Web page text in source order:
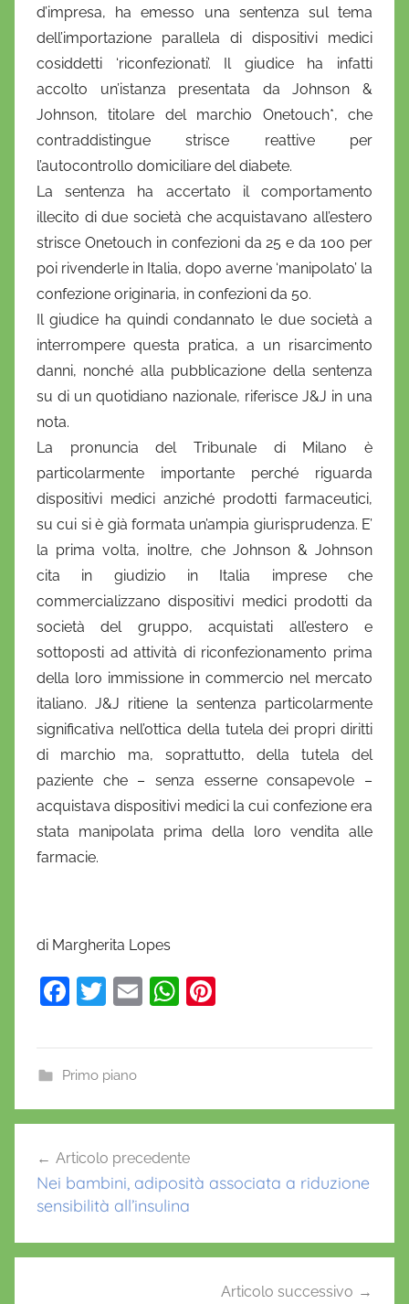
l
a
D
'
O
i
o
d’impresa, ha emesso una sentenza sul tema
dell’importazione parallela di dispositivi medici
cosiddetti ‘riconfezionati’. Il giudice ha infatti
accolto un’istanza presentata da Johnson &
Johnson, titolare del marchio Onetouch*, che
contraddistingue strisce reattive per
l’autocontrollo domiciliare del diabete.
La sentenza ha accertato il comportamento
illecito di due società che acquistavano all’estero
strisce Onetouch in confezioni da 25 e da 100 per
poi rivenderle in Italia, dopo averne ‘manipolato’ la
confezione originaria, in confezioni da 50.
Il giudice ha quindi condannato le due società a
interrompere questa pratica, a un risarcimento
danni, nonché alla pubblicazione della sentenza
su di un quotidiano nazionale, riferisce J&J in una
nota.
La pronuncia del Tribunale di Milano è
particolarmente importante perché riguarda
dispositivi medici anziché prodotti farmaceutici,
su cui si è già formata un’ampia giurisprudenza. E’
la prima volta, inoltre, che Johnson & Johnson
cita in giudizio in Italia imprese che
commercializzano dispositivi medici prodotti da
società del gruppo, acquistati all’estero e
sottoposti ad attività di riconfezionamento prima
della loro immissione in commercio nel mercato
italiano. J&J ritiene la sentenza particolarmente
significativa nell’ottica della tutela dei propri diritti
di marchio ma, soprattutto, della tutela del
paziente che – senza esserne consapevole –
acquistava dispositivi medici la cui confezione era
stata manipolata prima della loro vendita alle
farmacie.
di Margherita Lopes
F
e
b
o
k
T
er
E
W
A
p
st
Primo piano
articoli
Articolo precedente
Nei bambini, adiposità associata a riduzione
sensibilità all’insulina
Articolo successivo